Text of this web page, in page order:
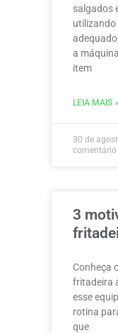
salgados
utilizando
a
item
LEIA MAIS »
30 de
comentário
3
Conheça
fritadeira
esse
rotina
que